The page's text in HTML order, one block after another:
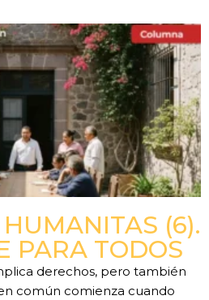
(6).
PARA TODOS
derechos, pero también
común comienza cuando